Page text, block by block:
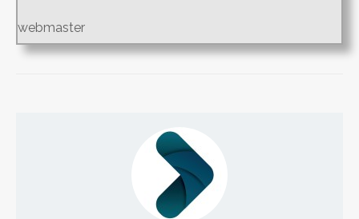
webmaster